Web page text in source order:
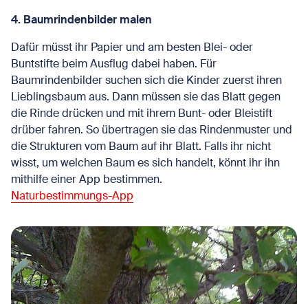
4. Baumrindenbilder malen
Dafür müsst ihr Papier und am besten Blei- oder
Buntstifte beim Ausflug dabei haben. Für
Baumrindenbilder suchen sich die Kinder zuerst ihren
Lieblingsbaum aus. Dann müssen sie das Blatt gegen
die Rinde drücken und mit ihrem Bunt- oder Bleistift
drüber fahren. So übertragen sie das Rindenmuster und
die Strukturen vom Baum auf ihr Blatt. Falls ihr nicht
wisst, um welchen Baum es sich handelt, könnt ihr ihn
mithilfe einer App bestimmen.
Naturbestimmungs-App